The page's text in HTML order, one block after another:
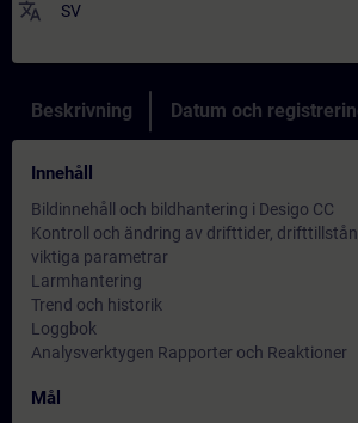
translate SV
Beskrivning Datum och
Innehåll
Bildinnehåll och bildhantering i Desigo CC
Kontroll och ändring av drifttider,
viktiga parametrar
Larmhantering
Trend och historik
Loggbok
Analysverktygen Rapporter och Reaktioner
Mål